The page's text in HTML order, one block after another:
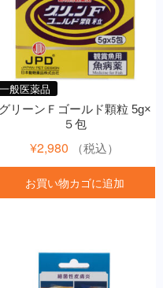
一般医薬品
グリーンＦゴールド顆粒 5g×
５包
¥2,980 （税込）
お買い物カゴに追加